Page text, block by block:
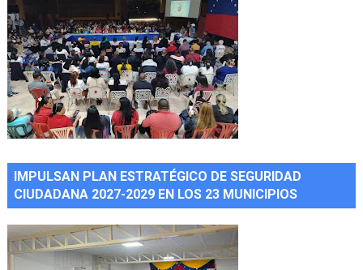
IMPULSAN PLAN ESTRATÉGICO DE SEGURIDAD
CIUDADANA 2027-2029 EN LOS 23 MUNICIPIOS